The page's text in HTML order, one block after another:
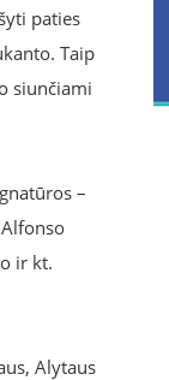
paties
Taip
siunčiami
–
ir kt.
Alytaus